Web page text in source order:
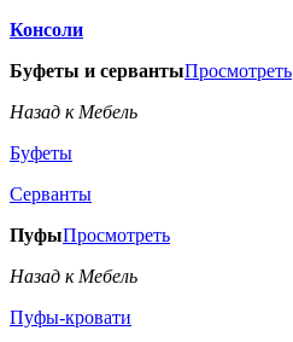
Консоли
Буфеты и сервантыПросмотреть
Назад к Мебель
Буфеты
Серванты
ПуфыПросмотреть
Назад к Мебель
Пуфы-кровати